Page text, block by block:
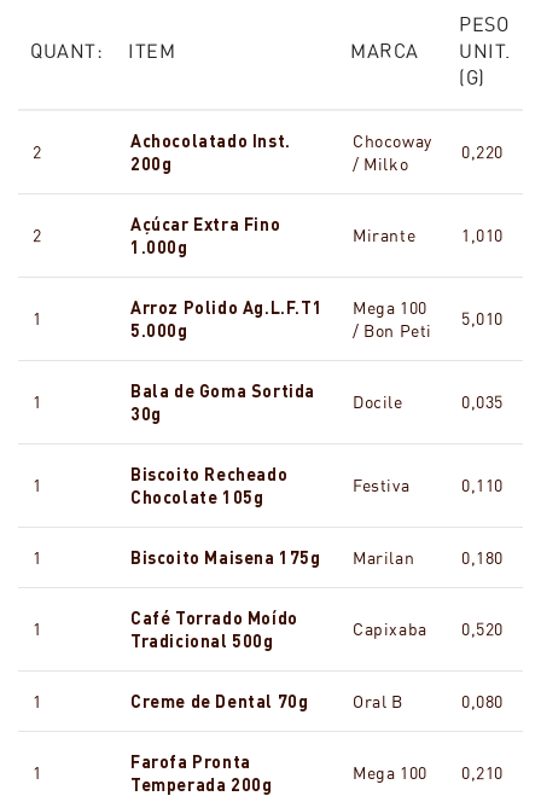
QUANT: ITEM MARCA
PESO
UNIT.
(G)
2
Achocolatado Inst.
200g
Chocoway
/ Milko
0,220
2
Açúcar Extra Fino
1.000g
Mirante 1,010
1
Arroz Polido Ag.L.F.T1
5.000g
Mega 100
/ Bon Peti
5,010
1
Bala de Goma Sortida
30g
Docile 0,035
1
Biscoito Recheado
Chocolate 105g
Festiva 0,110
1 Biscoito Maisena 175g Marilan 0,180
1
Café Torrado Moído
Tradicional 500g
Capixaba 0,520
1 Creme de Dental 70g Oral B 0,080
1
Farofa Pronta
Temperada 200g
Mega 100 0,210